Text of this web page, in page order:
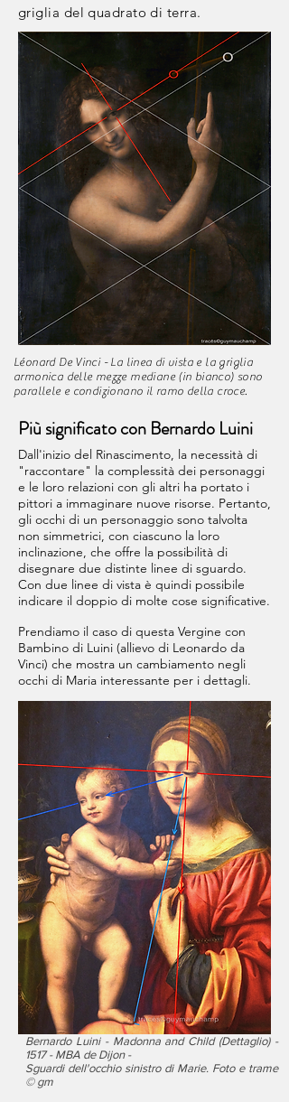
griglia del quadrato di terra.
Léonard De Vinci - La linea di vista e la griglia
armonica delle mezze mediane (in bianco) sono
parallele e condizionano il ramo della croce.
Più significato con Bernardo Luini
Dall'inizio del Rinascimento, la necessità di
"raccontare" la complessità dei personaggi
e le loro relazioni con gli altri ha portato i
pittori a immaginare nuove risorse. Pertanto,
gli occhi di un personaggio sono talvolta
non simmetrici, con ciascuno la loro
inclinazione, che offre la possibilità di
disegnare due distinte linee di sguardo.
Con due linee di vista è quindi possibile
indicare il doppio di molte cose significative.
Prendiamo il caso di questa Vergine con
Bambino di Luini (allievo di Leonardo da
Vinci) che mostra un cambiamento negli
occhi di Maria interessante per i dettagli.
Bernardo Luini - Madonna and Child (Dettaglio) -
1517 - MBA de Dijon -
Sguardi dell'occhio sinistro di Marie. Foto e trame
© gm